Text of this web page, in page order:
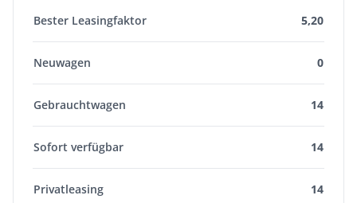
Bester Leasingfaktor 5,20
Neuwagen 0
Gebrauchtwagen 14
Sofort verfügbar 14
Privatleasing 14